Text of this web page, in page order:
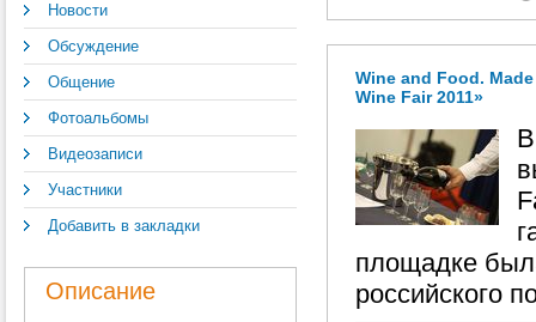
Новости
Обсуждение
Общение
Фотоальбомы
Видеозаписи
Участники
Добавить в закладки
Описание
Wine and Food.
Wine Fair 2011»
площадке
российского